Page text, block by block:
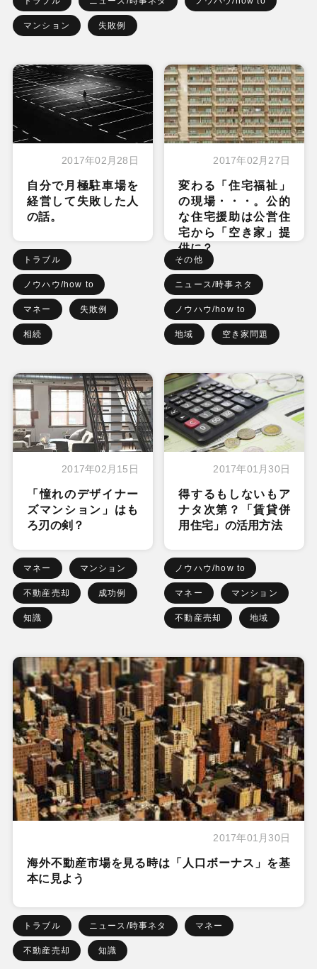
マンション 失敗例
2017年02月28日
自分で月極駐車場を
経営して失敗した人
の話。
トラブル
ノウハウ/how to
マネー 失敗例
相続
2017年02月27日
変わる「住宅福祉」
の現場・・・。公的
な住宅援助は公営住
宅から「空き家」提
供に？
その他
ニュース/時事ネタ
ノウハウ/how to
地域 空き家問題
2017年02月15日
「憧れのデザイナー
ズマンション」はも
ろ刃の剣？
マネー マンション
不動産売却 成功例
知識
2017年01月30日
得するもしないもア
ナタ次第？「賃貸併
用住宅」の活用方法
ノウハウ/how to
マネー マンション
不動産売却 地域
2017年01月30日
海外不動産市場を見る時は「人口ボーナス」を基
本に見よう
トラブル ニュース/時事ネタ マネー
不動産売却 知識